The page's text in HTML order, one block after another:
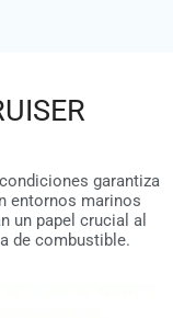
garantiza
entornos marinos
un papel crucial al
de combustible.